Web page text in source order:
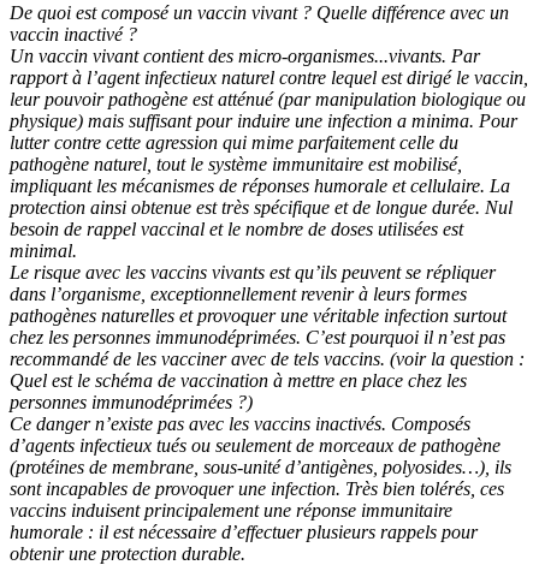
De quoi est composé un vaccin vivant ? Quelle différence avec un
vaccin inactivé ?
Un vaccin vivant contient des micro-organismes...vivants. Par
rapport à l’agent infectieux naturel contre lequel est dirigé le vaccin,
leur pouvoir pathogène est atténué (par manipulation biologique ou
physique) mais suffisant pour induire une infection a minima. Pour
lutter contre cette agression qui mime parfaitement celle du
pathogène naturel, tout le système immunitaire est mobilisé,
impliquant les mécanismes de réponses humorale et cellulaire. La
protection ainsi obtenue est très spécifique et de longue durée. Nul
besoin de rappel vaccinal et le nombre de doses utilisées est
minimal.
Le risque avec les vaccins vivants est qu’ils peuvent se répliquer
dans l’organisme, exceptionnellement revenir à leurs formes
pathogènes naturelles et provoquer une véritable infection surtout
chez les personnes immunodéprimées. C’est pourquoi il n’est pas
recommandé de les vacciner avec de tels vaccins. (voir la question :
Quel est le schéma de vaccination à mettre en place chez les
personnes immunodéprimées ?)
Ce danger n’existe pas avec les vaccins inactivés. Composés
d’agents infectieux tués ou seulement de morceaux de pathogène
(protéines de membrane, sous-unité d’antigènes, polyosides…), ils
sont incapables de provoquer une infection. Très bien tolérés, ces
vaccins induisent principalement une réponse immunitaire
humorale : il est nécessaire d’effectuer plusieurs rappels pour
obtenir une protection durable.